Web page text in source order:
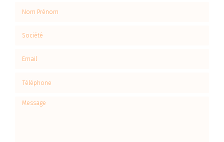
Message